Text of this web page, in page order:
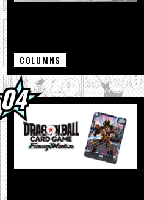
COLUMNS